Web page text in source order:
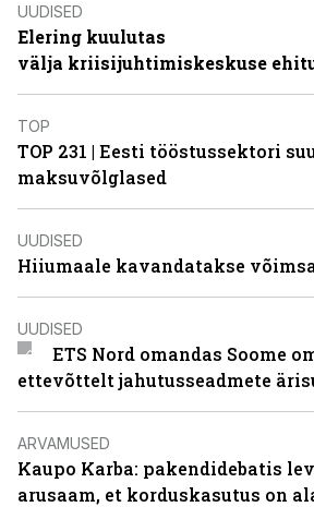
UUDISED
Elering kuulutas
välja kriisijuhtimiskeskuse
TOP
TOP 231 | Eesti tööstussektori
maksuvõlglased
UUDISED
Hiiumaale kavandatakse
UUDISED
ETS Nord omandas Soome
ettevõttelt jahutusseadmete
ARVAMUSED
Kaupo Karba: pakendidebatis
arusaam, et korduskasutus on